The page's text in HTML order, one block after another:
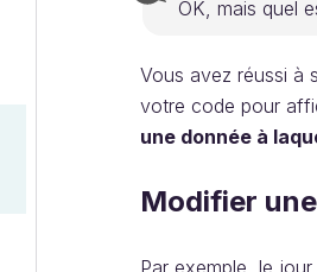
OK, mais quel
Vous avez réussi à
votre code pour
une donnée à
Modifier
Par exemple, le